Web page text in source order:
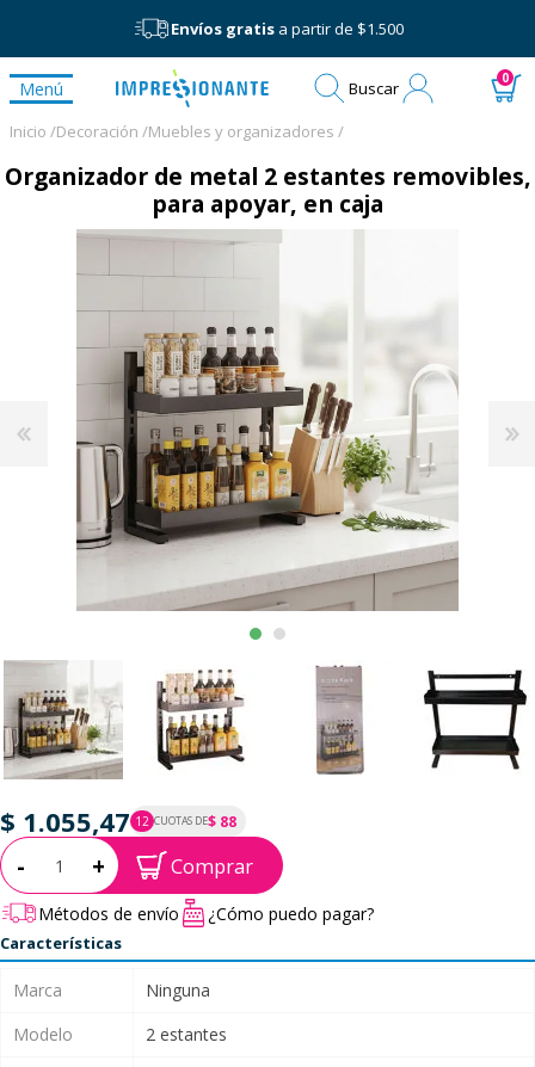
Envíos gratisa partir de $1.500
Menú Buscar 0
Inicio /Decoración /Muebles y organizadores /
Organizador de metal 2 estantes removibles,
para apoyar, en caja
$ 1.055,47 12 CUOTAS DE$ 88
P.T.F. $ 1.055
Cantidad:
- + Comprar
Métodos de envío ¿Cómo puedo pagar?
Características
Marca
Ninguna
Modelo
2 estantes